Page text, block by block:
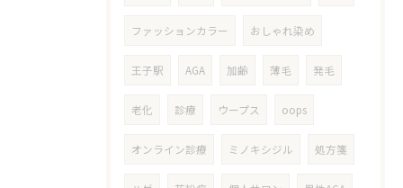
ファッションカラー おしゃれ染め
王子駅 AGA 加齢 薄毛 発毛
老化 診療 ウープス oops
オンライン診療 ミノキシジル 処方箋